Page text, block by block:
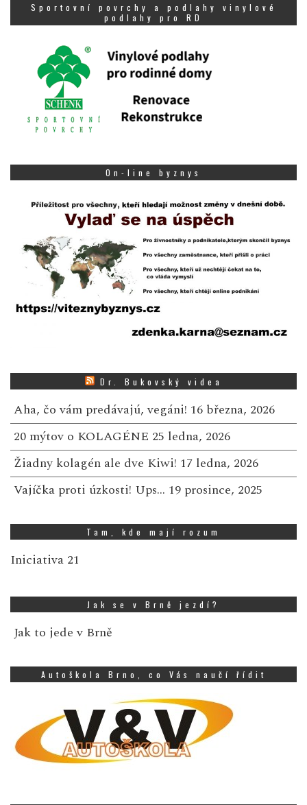
Sportovní povrchy a podlahy vinylové
podlahy pro RD
On-line byznys
Dr. Bukovský videa
Aha, čo vám predávajú, vegáni! 16 března, 2026
20 mýtov o KOLAGÉNE 25 ledna, 2026
Žiadny kolagén ale dve Kiwi! 17 ledna, 2026
Vajíčka proti úzkosti! Ups… 19 prosince, 2025
Tam, kde mají rozum
Iniciativa 21
Jak se v Brně jezdí?
Jak to jede v Brně
Autoškola Brno, co Vás naučí řídit